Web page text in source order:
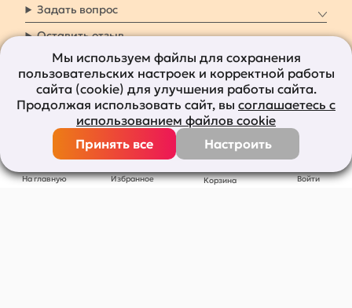
На главную Избранное Корзина Войти
Задать вопрос
Оставить отзыв
8 800 7009 161 Заказать звонок
Наши социальные
сети
Все права защищены © 2011-2026bolshepodarkov.ru
Мы используем файлы для сохранения
пользовательских настроек и корректной работы
сайта (cookie) для улучшения работы сайта.
Продолжая использовать сайт, вы соглашаетесь с
использованием файлов cookie
Принять все
Настроить